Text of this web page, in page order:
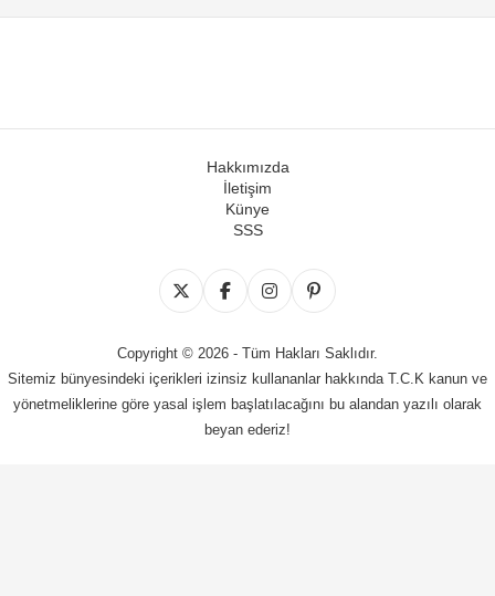
Hakkımızda
İletişim
Künye
SSS
Copyright © 2026 - Tüm Hakları Saklıdır.
Sitemiz bünyesindeki içerikleri izinsiz kullananlar hakkında T.C.K kanun ve
yönetmeliklerine göre yasal işlem başlatılacağını bu alandan yazılı olarak
beyan ederiz!